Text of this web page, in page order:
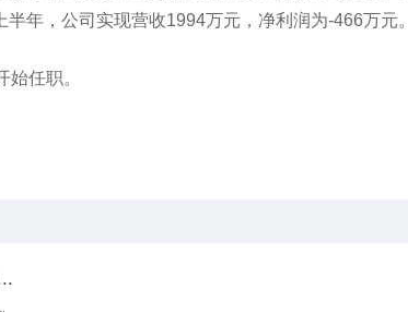
年，公司实现营收1994万元，净利润为-466万元。
任职。